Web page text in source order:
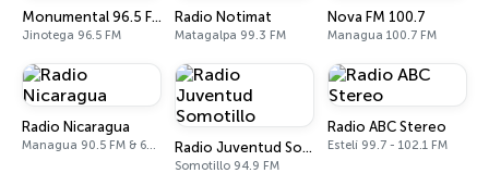
Monumental 96.5 FM
Jinotega 96.5 FM
Radio Notimat
Matagalpa 99.3 FM
Nova FM 100.7
Managua 100.7 FM
Radio Nicaragua
Managua 90.5 FM & 620 AM Radio Juventud Somotillo
Somotillo 94.9 FM
Radio ABC Stereo
Estelí 99.7 - 102.1 FM